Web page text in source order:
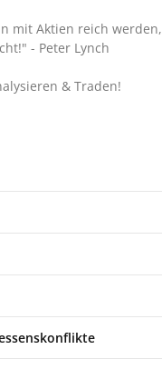
mit Aktien reich
- Peter Lynch
& Traden!